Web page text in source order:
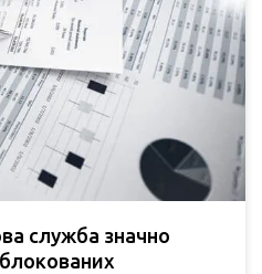
служба значно